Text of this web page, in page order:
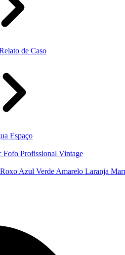
de Caso
Espaço
Fofo Profissional Vintage
Roxo Azul Verde Amarelo Laranja